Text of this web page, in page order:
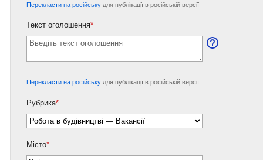
Перекласти на російську для публікації в російській версії
Текст оголошення*
Перекласти на російську для публікації в російській версії
Рубрика*
Місто*